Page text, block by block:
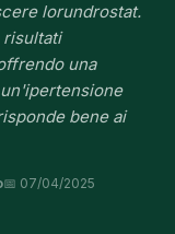
lorundrostat.
risultati
una
bene ai
📅 07/04/2025